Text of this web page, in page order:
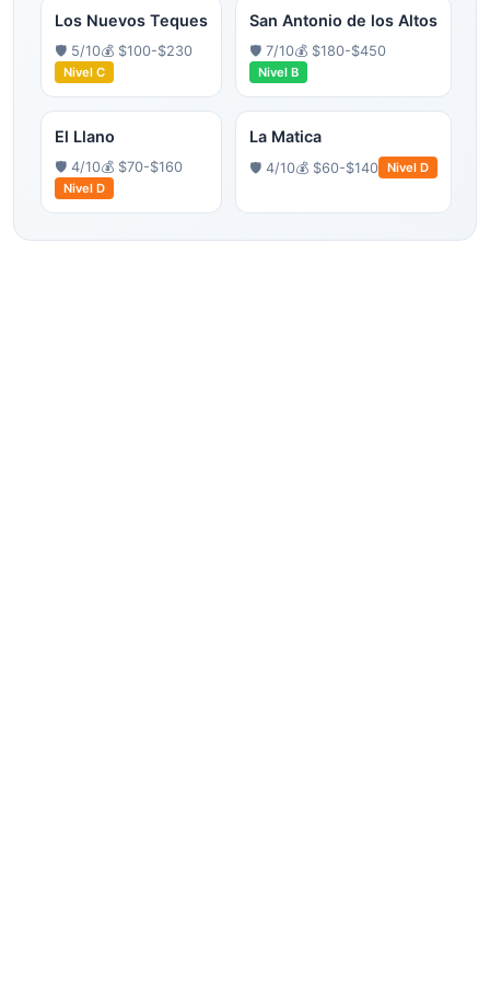
Los Nuevos Teques
🛡️ 5/10💰 $100-$230
Nivel C
San Antonio de los Altos
🛡️ 7/10💰 $180-$450
Nivel B
El Llano
🛡️ 4/10💰 $70-$160
Nivel D
La Matica
🛡️ 4/10💰 $60-$140 Nivel D